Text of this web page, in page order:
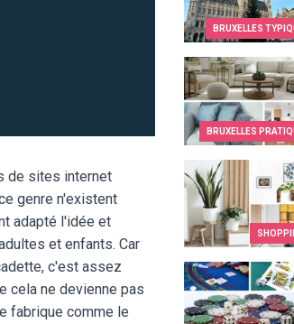
de sites internet
genre n'existent
adapté l'idée et
et enfants. Car
c'est assez
cela ne devienne pas
fabrique comme le
BRUXELLES
BRUXELLES
Comment bien
Comment choisir
Comment vivre